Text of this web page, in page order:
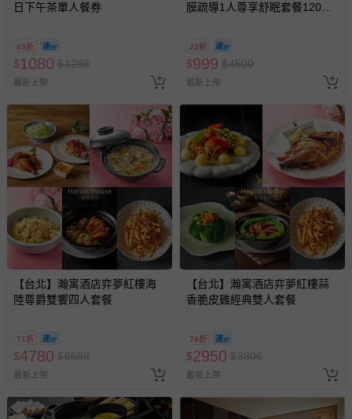
日下午茶單人餐券
83折
$1080 $1298
最新上架
膜疏導1人尊享舒眠套餐120分
22折
$999 $4500
最新上架
【台北】瀚寓酒店弈夢紅樓海
陸尊爵雙饗四人套餐
71折
$4780 $6688
最新上架
【台北】瀚寓酒店弈夢紅樓蒜
香脆皮雞經典雙人套餐
78折
$2950 $3806
最新上架